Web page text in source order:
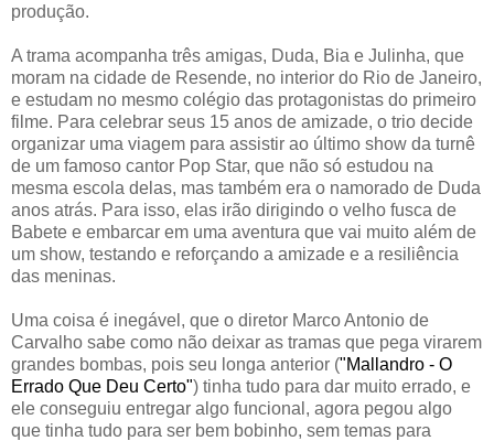
produção.
A trama acompanha três amigas, Duda, Bia e Julinha, que
moram na cidade de Resende, no interior do Rio de Janeiro,
e estudam no mesmo colégio das protagonistas do primeiro
filme. Para celebrar seus 15 anos de amizade, o trio decide
organizar uma viagem para assistir ao último show da turnê
de um famoso cantor Pop Star, que não só estudou na
mesma escola delas, mas também era o namorado de Duda
anos atrás. Para isso, elas irão dirigindo o velho fusca de
Babete e embarcar em uma aventura que vai muito além de
um show, testando e reforçando a amizade e a resiliência
das meninas.
Uma coisa é inegável, que o diretor Marco Antonio de
Carvalho sabe como não deixar as tramas que pega virarem
grandes bombas, pois seu longa anterior ("Mallandro - O
Errado Que Deu Certo") tinha tudo para dar muito errado, e
ele conseguiu entregar algo funcional, agora pegou algo
que tinha tudo para ser bem bobinho, sem temas para